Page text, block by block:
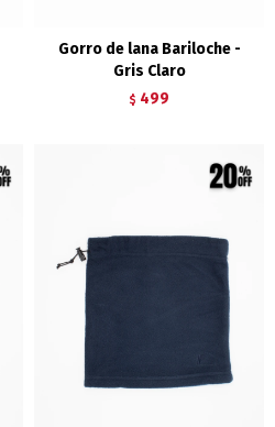
Gorro de lana Bariloche -
Gris Claro
$ 499